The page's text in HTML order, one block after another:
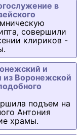
в
совершили
клириков -
и
из Воронежской
подъем на
Антония
храмы.